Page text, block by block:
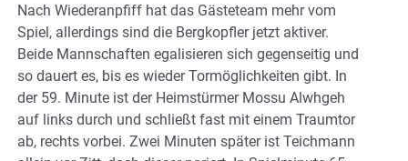
Nach Wiederanpfiff hat das Gästeteam mehr vom
Spiel, allerdings sind die Bergkopfler jetzt aktiver.
Beide Mannschaften egalisieren sich gegenseitig und
so dauert es, bis es wieder Tormöglichkeiten gibt. In
der 59. Minute ist der Heimstürmer Mossu Alwhgeh
auf links durch und schließt fast mit einem Traumtor
ab, rechts vorbei. Zwei Minuten später ist Teichmann